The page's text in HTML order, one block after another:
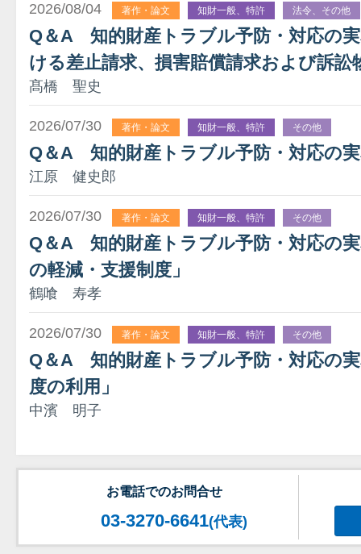
2026/08/04 著作・論文 知財一般、特許 法令、その他
Q＆A 知的財産トラブル予防・対応の
ける差止請求、損害賠償請求および訴訟
髙橋 聖史
2026/07/30 著作・論文 知財一般、特許 その他
Q＆A 知的財産トラブル予防・対応の
江原 健史郎
2026/07/30 著作・論文 知財一般、特許 その他
Q＆A 知的財産トラブル予防・対応の
の軽減・支援制度」
鶴喰 寿孝
2026/07/30 著作・論文 知財一般、特許 その他
Q＆A 知的財産トラブル予防・対応の
度の利用」
中濱 明子
お電話でのお問合せ
03-3270-6641(代表)